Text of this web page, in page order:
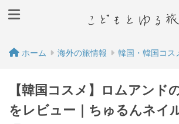
ホーム 海外の旅情報 韓国・韓国コス
【韓国コスメ】ロムアンド
をレビュー｜ちゅるんネイ